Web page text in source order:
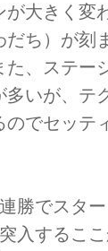
大きく変
ち）が刻
た、ステー
多いが、テ
のでセッテ
勝でスタ
入するこ